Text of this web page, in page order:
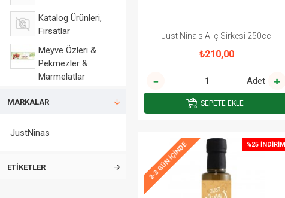
Katalog Ürünleri,
Fırsatlar
Meyve Özleri &
Pekmezler &
Marmelatlar
Sirkeler
Un Çeşitleri
Yağlar
MARKALAR
JustNinas
ETIKETLER
Just Nina's Alıç Sirkesi 250cc
₺210,00
Adet
SEPETE EKLE
%25 İNDIRIM
2-3 GÜN IÇINDE